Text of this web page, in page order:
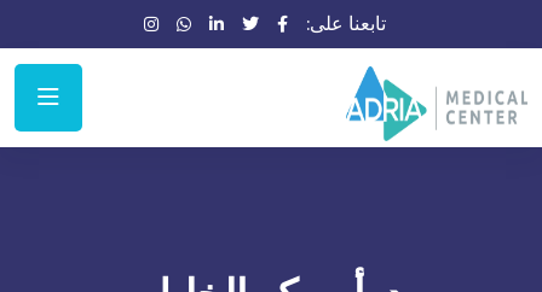
تابعنا على: